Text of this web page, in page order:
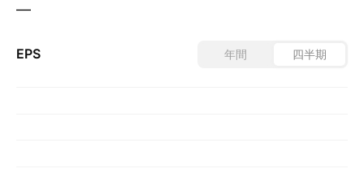
—
EPS 年間 四半期